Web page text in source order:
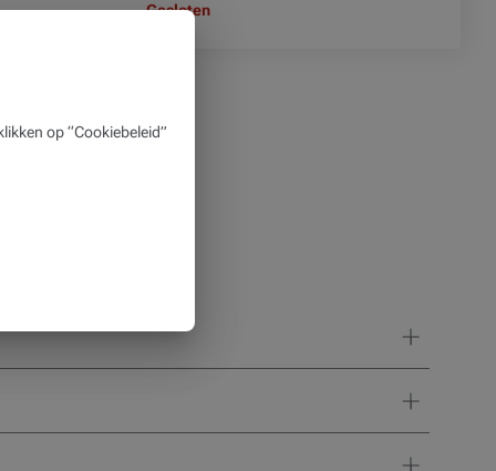
Gesloten
op “Cookiebeleid”